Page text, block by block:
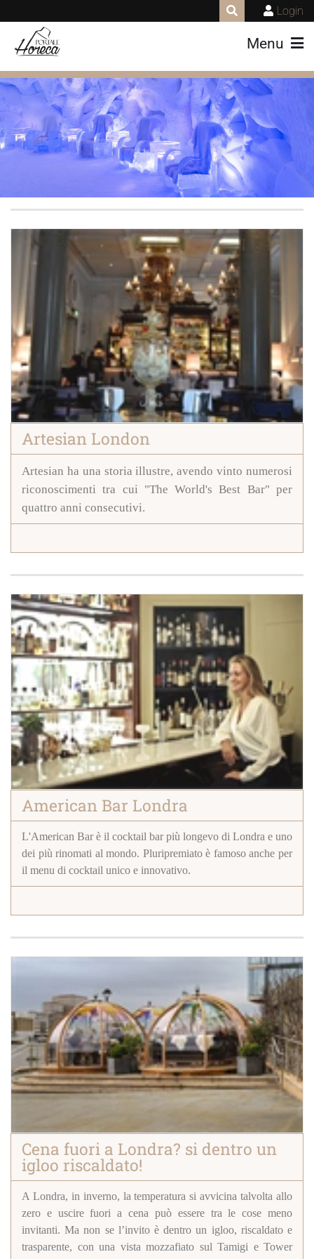
Login
Menu
Artesian London
Artesian ha una storia illustre, avendo vinto numerosi
riconoscimenti tra cui "The World's Best Bar" per
quattro anni consecutivi.
American Bar Londra
L'American Bar è il cocktail bar più longevo di Londra e uno
dei più rinomati al mondo. Pluripremiato è famoso anche per
il menu di cocktail unico e innovativo.
Cena fuori a Londra? si dentro un
igloo riscaldato!
A Londra, in inverno, la temperatura si avvicina talvolta allo
zero e uscire fuori a cena può essere tra le cose meno
invitanti. Ma non se l’invito è dentro un igloo, riscaldato e
trasparente, con una vista mozzafiato sul Tamigi e Tower